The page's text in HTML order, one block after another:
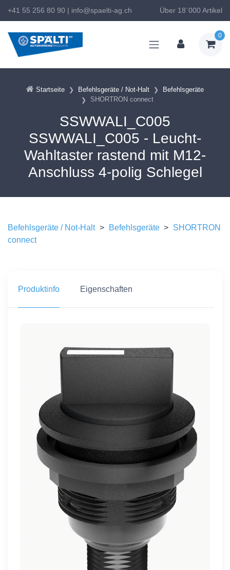
+41 55 256 80 90 | info@spaelti-ag.ch Über 18`000 Artikel
0
Startseite Befehlsgeräte / Not-Halt
Befehlsgeräte
SHORTRON connect
SSWWALI_C005
SSWWALI_C005 - Leucht-
Wahltaster rastend mit M12-
Anschluss 4-polig Schlegel
Befehlsgeräte / Not-Halt > Befehlsgeräte > SHORTRON
connect
Produktinfo Eigenschaften